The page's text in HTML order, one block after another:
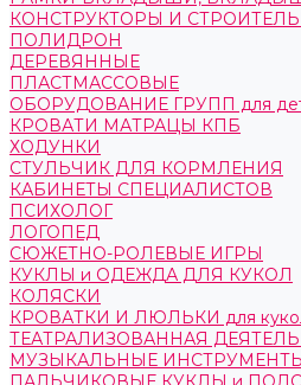
КОНСТРУКТОРЫ И
ПОЛИДРОН
ДЕРЕВЯННЫЕ
ПЛАСТМАССОВЫЕ
ОБОРУДОВАНИЕ ГРУПП для
КРОВАТИ МАТРАЦЫ КПБ
ХОДУНКИ
СТУЛЬЧИК ДЛЯ КОРМЛЕНИЯ
КАБИНЕТЫ СПЕЦИАЛИСТОВ
ПСИХОЛОГ
ЛОГОПЕД
СЮЖЕТНО-РОЛЕВЫЕ ИГРЫ
КУКЛЫ и ОДЕЖДА ДЛЯ КУКОЛ
КОЛЯСКИ
КРОВАТКИ И ЛЮЛЬКИ для
ТЕАТРАЛИЗОВАННАЯ
МУЗЫКАЛЬНЫЕ